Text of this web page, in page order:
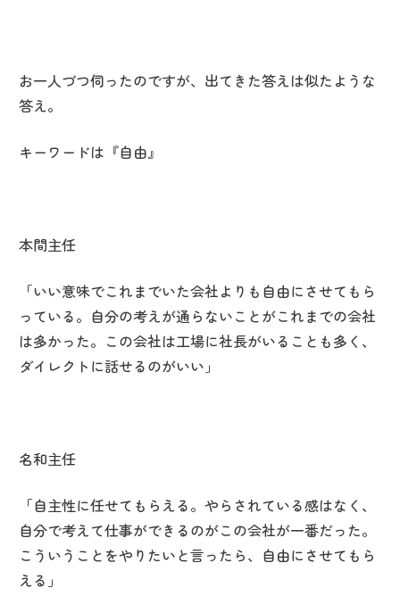
お一人づつ伺ったのですが、出てきた答えは似たような
答え。
キーワードは『自由』
本間主任
「いい意味でこれまでいた会社よりも自由にさせてもら
っている。自分の考えが通らないことがこれまでの会社
は多かった。この会社は工場に社長がいることも多く、
ダイレクトに話せるのがいい」
名和主任
「自主性に任せてもらえる。やらされている感はなく、
自分で考えて仕事ができるのがこの会社が一番だった。
こういうことをやりたいと言ったら、自由にさせてもら
える」